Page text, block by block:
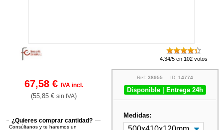
4.34/5 en 102 votos
67,58 € IVA incl.
(55,85 € sin IVA)
¿Quieres comprar cantidad?
Consúltanos y te haremos un
Ref: 38955 ID: 14774
Disponible | Entrega 24h
Medidas: